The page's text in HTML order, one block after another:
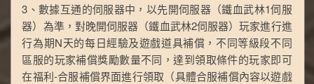
3、數據互通的伺服器中，以先開伺服器（鐵血武林1伺服
器）為準，對晚開伺服器（鐵血武林2伺服器）玩家進行進
行為期N天的每日經驗及遊戲道具補償，不同等級段不同
區服的玩家補償獎勵數量不同，達到領取條件的玩家即可
在福利-合服補償界面進行領取（具體合服補償內容以遊戲